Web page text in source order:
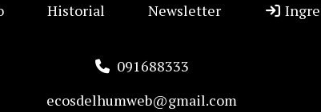
Historial Newsletter
091688333
ecosdelhumweb@gmail.com